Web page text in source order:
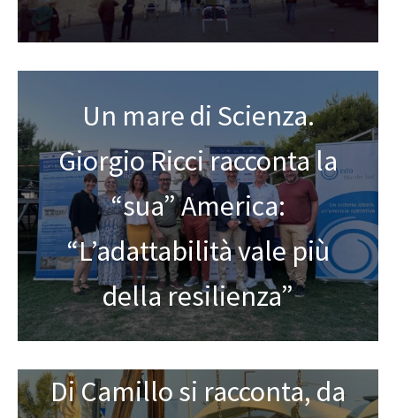
Un mare di Scienza.
Giorgio Ricci racconta la
“sua” America:
“L’adattabilità vale più
della resilienza”
Di Camillo si racconta, da